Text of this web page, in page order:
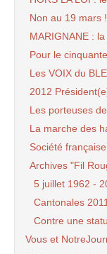
Non au 19 mars !
MARIGNANE :
Pour le
Les VOIX du
2012
Les porteuses
La marche des
Société
Archives "Fil
5 juillet 1962 -
Cantonales 2011
Contre une
Vous et